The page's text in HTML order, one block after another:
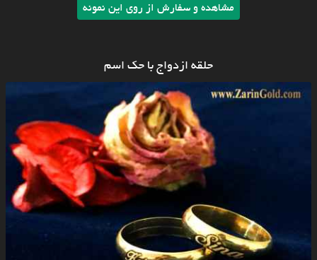
مشاهده و سفارش از روی این نمونه
حلقه ازدواج با حک اسم